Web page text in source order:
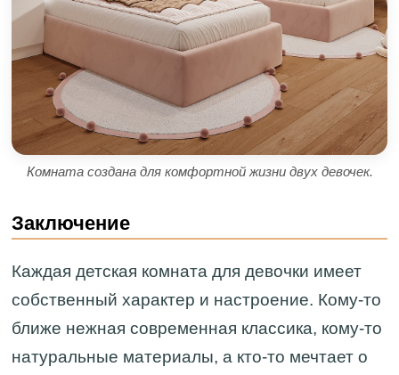
Комната создана для комфортной жизни двух девочек.
Заключение
Каждая детская комната для девочки имеет
собственный характер и настроение. Кому-то
ближе нежная современная классика, кому-то
натуральные материалы, а кто-то мечтает о